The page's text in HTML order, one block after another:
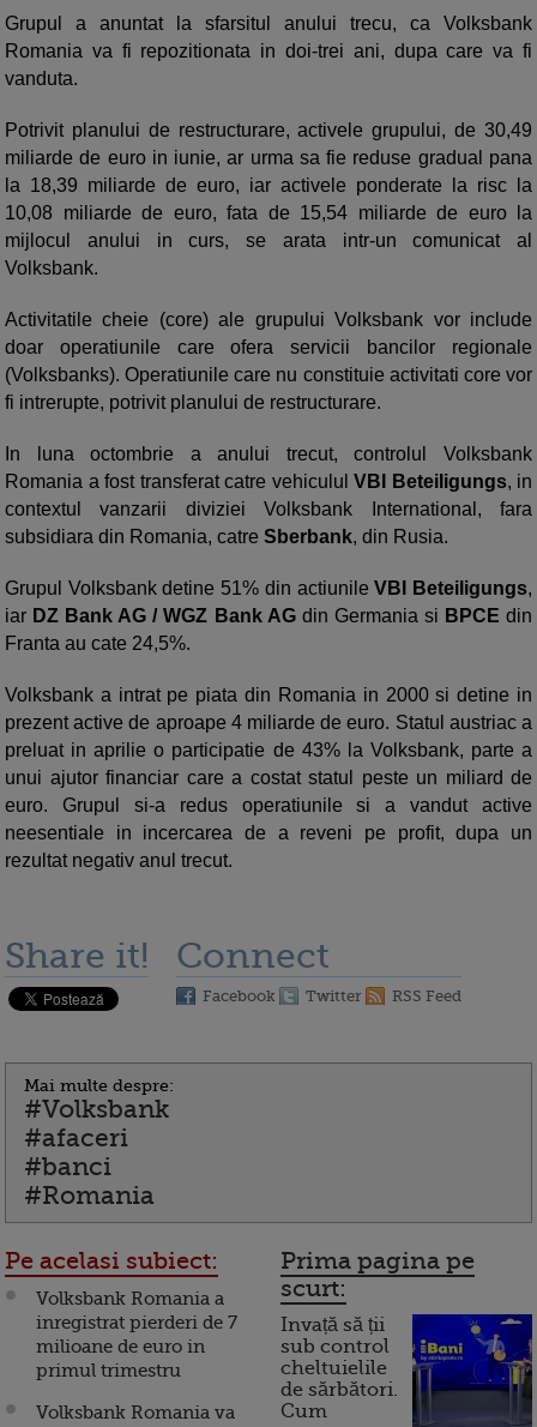
Grupul a anuntat la sfarsitul anului trecu, ca Volksbank
Romania va fi repozitionata in doi-trei ani, dupa care va fi
vanduta.
Potrivit planului de restructurare, activele grupului, de 30,49
miliarde de euro in iunie, ar urma sa fie reduse gradual pana
la 18,39 miliarde de euro, iar activele ponderate la risc la
10,08 miliarde de euro, fata de 15,54 miliarde de euro la
mijlocul anului in curs, se arata intr-un comunicat al
Volksbank.
Activitatile cheie (core) ale grupului Volksbank vor include
doar operatiunile care ofera servicii bancilor regionale
(Volksbanks). Operatiunile care nu constituie activitati core vor
fi intrerupte, potrivit planului de restructurare.
In luna octombrie a anului trecut, controlul Volksbank
Romania a fost transferat catre vehiculul VBI Beteiligungs, in
contextul vanzarii diviziei Volksbank International, fara
subsidiara din Romania, catre Sberbank, din Rusia.
Grupul Volksbank detine 51% din actiunileVBI Beteiligungs,
iar DZ Bank AG / WGZ Bank AGdin Germania si BPCEdin
Franta au cate 24,5%.
Volksbank a intrat pe piata din Romania in 2000 si detine in
prezent active de aproape 4 miliarde de euro. Statul austriac a
preluat in aprilie o participatie de 43% la Volksbank, parte a
unui ajutor financiar care a costat statul peste un miliard de
euro. Grupul si-a redus operatiunile si a vandut active
neesentiale in incercarea de a reveni pe profit, dupa un
rezultat negativ anul trecut.
Share it! Connect
Facebook Twitter RSS Feed
Mai multe despre:
#Volksbank
#afaceri
#banci
#Romania
Pe acelasi subiect:
Volksbank Romania a
inregistrat pierderi de 7
milioane de euro in
primul trimestru
Volksbank Romania va
Prima pagina pe
scurt:
Invață să ții
sub control
cheltuielile
de sărbători.
Cum